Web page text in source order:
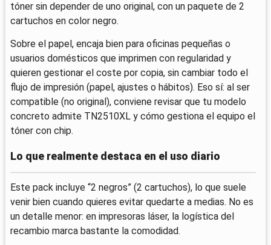
tóner sin depender de uno original, con un paquete de 2
cartuchos en color negro.
Sobre el papel, encaja bien para oficinas pequeñas o
usuarios domésticos que imprimen con regularidad y
quieren gestionar el coste por copia, sin cambiar todo el
flujo de impresión (papel, ajustes o hábitos). Eso sí: al ser
compatible (no original), conviene revisar que tu modelo
concreto admite TN2510XL y cómo gestiona el equipo el
tóner con chip.
Lo que realmente destaca en el uso diario
Este pack incluye “2 negros” (2 cartuchos), lo que suele
venir bien cuando quieres evitar quedarte a medias. No es
un detalle menor: en impresoras láser, la logística del
recambio marca bastante la comodidad.